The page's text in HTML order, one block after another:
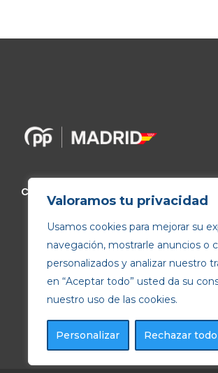
Valoramos tu privacidad
Usamos cookies para mejorar su
navegación, mostrarle anuncios o
personalizados y analizar nuestro
en “Aceptar todo” usted da su
nuestro uso de las cookies.
Personalizar Rechazar todo
Calle de Génova, 13, 28004 Madrid